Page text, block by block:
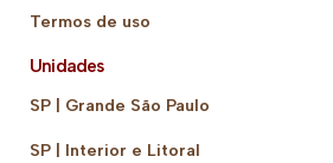
Termos de uso
Unidades
SP | Grande São Paulo
SP | Interior e Litoral